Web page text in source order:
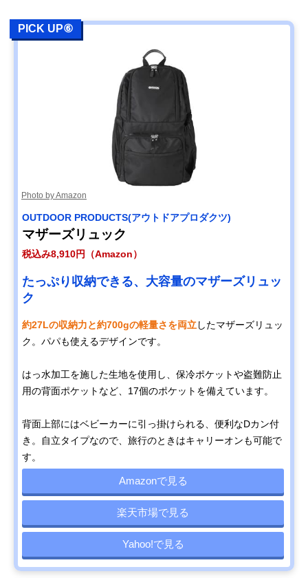
PICK UP⑥
Photo by Amazon
OUTDOOR PRODUCTS(アウトドアプロダクツ)
マザーズリュック
税込み8,910円（Amazon）
たっぷり収納できる、大容量のマザーズリュッ
ク
約27Lの収納力と約700gの軽量さを両立したマザーズリュッ
ク。パパも使えるデザインです。
はっ水加工を施した生地を使用し、保冷ポケットや盗難防止
用の背面ポケットなど、17個のポケットを備えています。
背面上部にはベビーカーに引っ掛けられる、便利なDカン付
き。自立タイプなので、旅行のときはキャリーオンも可能で
す。
Amazonで見る
楽天市場で見る
Yahoo!で見る